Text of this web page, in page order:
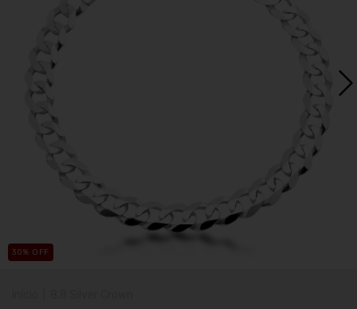
30% OFF